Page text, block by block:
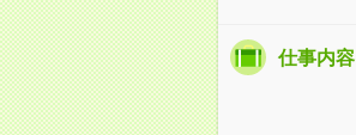
仕事内容